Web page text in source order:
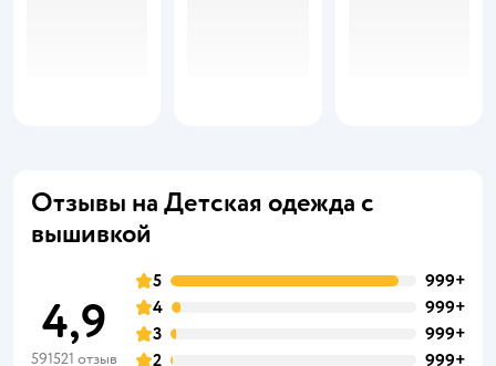
Отзывы на Детская одежда с
вышивкой
4,9
591521 отзыв
5
999+
4
999+
3
999+
2
999+